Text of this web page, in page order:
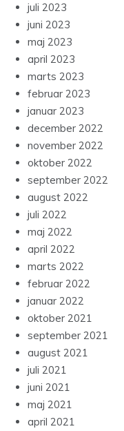
juli 2023
juni 2023
maj 2023
april 2023
marts 2023
februar 2023
januar 2023
december 2022
november 2022
oktober 2022
september 2022
august 2022
juli 2022
maj 2022
april 2022
marts 2022
februar 2022
januar 2022
oktober 2021
september 2021
august 2021
juli 2021
juni 2021
maj 2021
april 2021